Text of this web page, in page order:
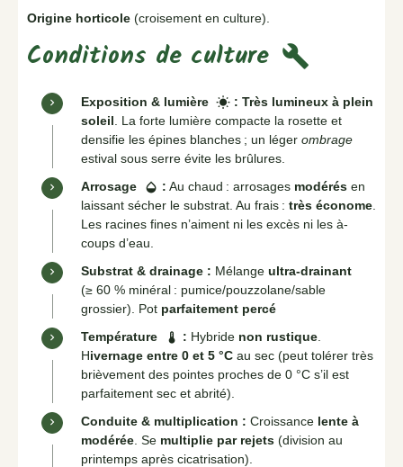
Origine horticole (croisement en culture).
Conditions de culture build
Exposition & lumière wb_sunny : Très lumineux à plein
soleil . La forte lumière compacte la rosette et
densifie les épines blanches ; un léger ombrage
estival sous serre évite les brûlures.
Arrosage
opacity : Au chaud : arrosages modérés en
laissant sécher le substrat. Au frais : très économe
Les racines fines n’aiment ni les excès ni les à-
coups d’eau.
Substrat & drainage : Mélange ultra-drainant
(≥ 60 % minéral : pumice/pouzzolane/sable
grossier). Pot parfaitement percé
Température
thermostat : Hybride non rustique
Hivernage entre 0 et 5 °C au sec (peut tolérer très
brièvement des pointes proches de 0 °C s’il est
parfaitement sec et abrité).
Conduite & multiplication : Croissance lente à
modérée . Se multiplie par rejets (division au
printemps après cicatrisation).